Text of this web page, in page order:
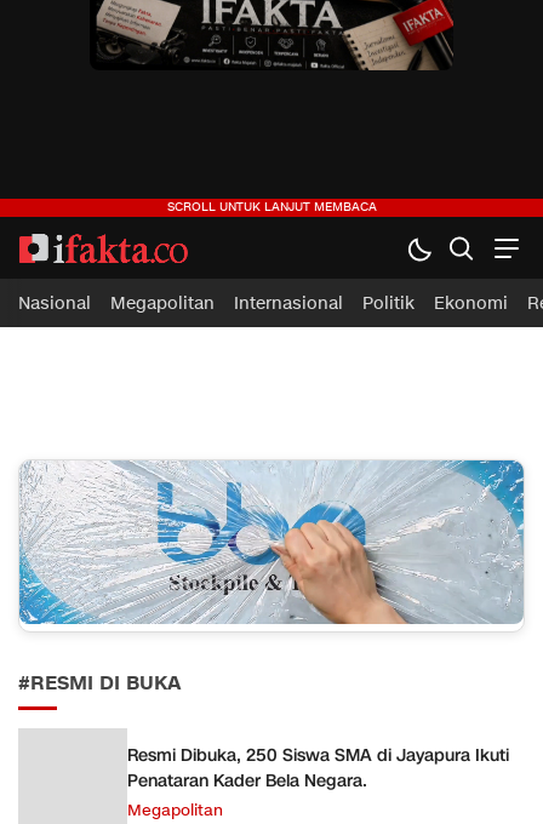
ifakta.co
#pastibenar
Nasional Megapolitan Internasional Politik Ekonomi
#RESMI DI BUKA
Resmi Dibuka, 250 Siswa SMA di Jayapura Ikuti
Penataran Kader Bela Negara.
Megapolitan